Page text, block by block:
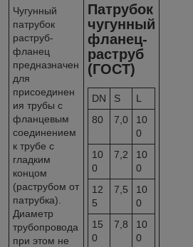
Чугунный
патрубок
раструб-
фланец
предназначен
для
присоединен
ия трубы с
фланцевым
соединением
к трубе с
гладким
концом
(раструбом от
патрубка).
Диаметр
трубопровода
при этом не
Патрубок
чугунный
фланец-
раструб
(ГОСТ)
DN S
L
80
7,0
10
0
10
0
7,2
10
0
12
5
7,5
10
0
15
0
7,8
10
0